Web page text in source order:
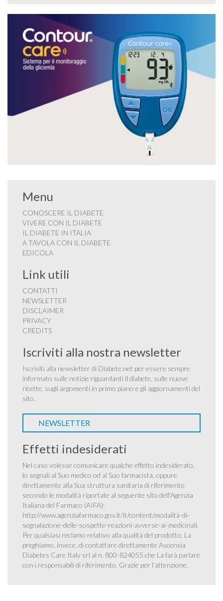
Menu
CONOSCERE IL DIABETE
VIVERE CON IL DIABETE
IL DIABETE IN ITALIA
A TAVOLA CON IL DIABETE
EDICOLA
Link utili
CONTATTI
NEWSLETTER
DISCLAIMER
PRIVACY
CREDITS
Iscriviti alla nostra newsletter
Iscriviti alla newsletter di Diabete.net per essere sempre
informato sulle notizie riguardanti il diabete, sulle nuove
ricette, sugli argomenti in primo piano e gli aggiornamenti del
sito.
NEWSLETTER
Effetti indesiderati
Nel caso volesse comunicare qualche effetto indesiderato,
lo segnali al Suo medico od al Suo farmacista, oppure
direttamente alla Sua struttura sanitaria di riferimento
secondo le modalità riportate al seguente sito dell’Agenzia
Italiana del Farmaco (AIFA):
http://www.agenziafarmaco.gov.it/it/content/modalità-di-
segnalazione-delle-sospette-reazioni-avverse-ai-medicinali.
Per qualsiasi reclamo relativo alla qualità del prodotto, La
preghiamo, invece, di contattare direttamente Ascensia
Diabetes Care Italy srl al n. 800-824055 che La farà parlare
con i responsabili di riferimento. Grazie per l’attenzione.